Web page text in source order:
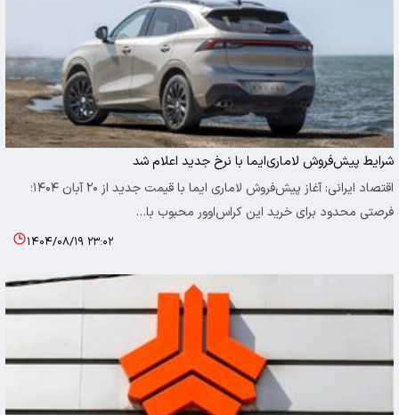
شرایط پیش‌فروش لاماری‌ایما با نرخ جدید اعلام شد
اقتصاد ایرانی: آغاز پیش‌فروش لاماری ایما با قیمت جدید از ۲۰ آبان ۱۴۰۴؛
فرصتی محدود برای خرید این کراس‌اوور محبوب با…
۱۴۰۴/۰۸/۱۹ ۲۳:۰۲